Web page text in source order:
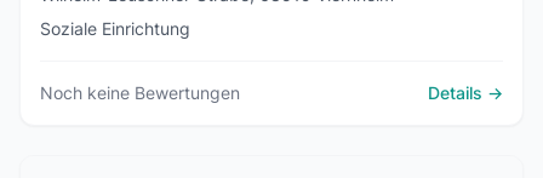
Soziale Einrichtung
Noch keine Bewertungen Details →